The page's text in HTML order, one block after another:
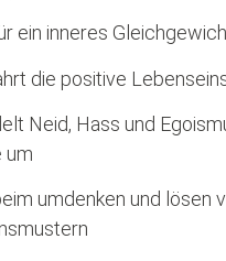
ein inneres
die positive
Neid, Hass und
um
umdenken und lösen